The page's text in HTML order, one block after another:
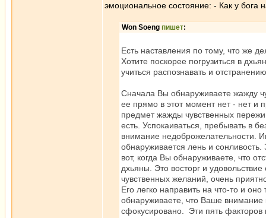
эмоциональное состояние: - Как у бога
Won Soeng пишет:
Есть наставления по тому, что же
Хотите поскорее погрузиться в
учиться распознавать и
Сначала Вы обнаруживаете жажду
ее прямо в этот момент нет - нет и
предмет жажды чувственных
есть. Успокаиваться, пребывать в
внимание недоброжелательности.
обнаруживается лень и
вот, когда Вы обнаруживаете, что
дхьяны. Это восторг и
чувственных желаний, очень
Его легко направить на что-то и
обнаруживаете, что Ваше
сфокусировано. Эти пять факторов